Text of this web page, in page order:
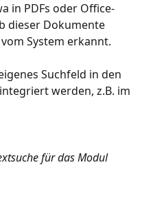
in PDFs oder Office-
dieser Dokumente
System erkannt.
Suchfeld in den
werden, z.B. im
für das Modul